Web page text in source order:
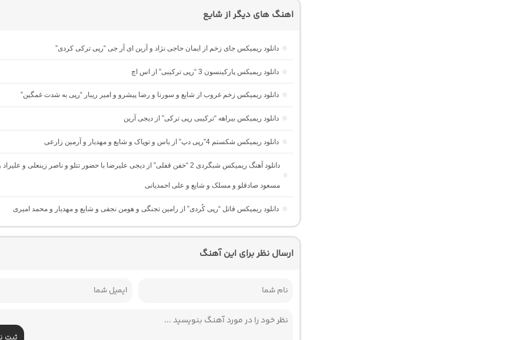
اهنگ های دیگر از شایع
دانلود ریمیکس جای زخم از ایمان حاجی نژاد و آرین ای آر جی “رپی ترکی کردی”
دانلود ریمیکس پارکینسون 3 “رپی ترکیبی” از اس اچ
دانلود ریمیکس زخم غروب از شایع و سورنا و رضا پیشرو و امیر ریبار “رپی به شدت غمگین”
دانلود ریمیکس بیراهه “ترکیبی رپی ترکی” از دیجی آرین
دانلود ریمیکس شکستم 4″رپی دپ” از یاس و توپاک و شایع و مهدیار و آرمین زارعی
دانلود آهنگ ریمیکس شبگردی 2 “خفن قفلی” از دیجی علیرضا با حضور تتلو و ناصر زینعلی و علیراد
مسعود صادقلو و مسلک و شایع و علی احمدیانی
دانلود ریمیکس قاتل “رپی کُردی” از رامین تجنگی و هومن نجفی و شایع و مهدیار و محمد امیری
ارسال نظر برای این آهنگ
ثبت